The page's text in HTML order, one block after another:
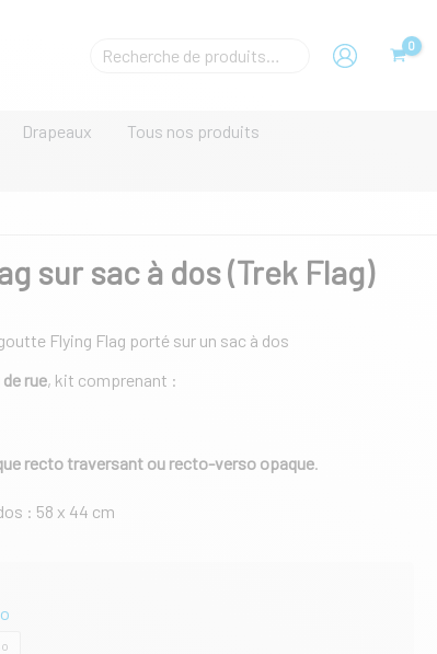
Rechecher
un
Drapeaux
Tous nos produits
sur sac à dos (Trek Flag)
Flying Flag porté sur un sac à dos
rue, kit comprenant :
recto traversant ou recto-verso opaque.
: 58 x 44 cm
113,00 €